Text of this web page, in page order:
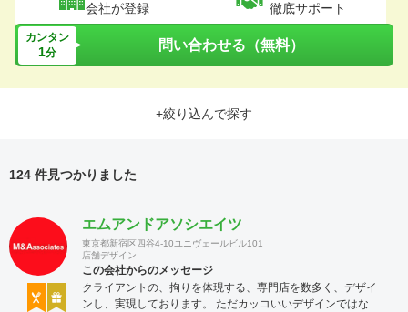
会社が登録
徹底サポート
カンタン
1分 問い合わせる（無料）
+絞り込んで探す
124 件見つかりました
エムアンドアソシエイツ
東京都新宿区四谷4-10ユニヴェールビル101
店舗デザイン
この会社からのメッセージ
クライアントの、拘りを体現する、専門店を数多く、デザイ
ンし、実現しております。 ただカッコいいデザインではな